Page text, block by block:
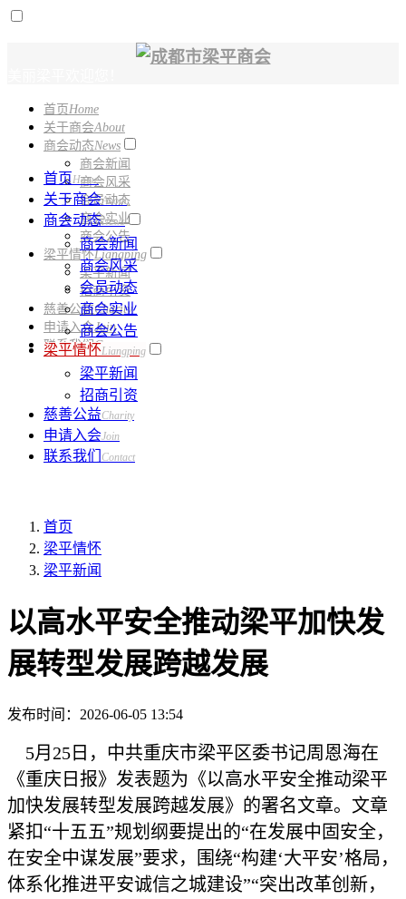
首页Home
关于商会About
商会动态News
商会新闻
商会风采
会员动态
商会实业
商会公告
梁平情怀Liangping
梁平新闻
招商引资
慈善公益Charity
申请入会Join
联系我们Contact
首页Home
关于商会About
商会动态News
商会新闻
商会风采
会员动态
商会实业
商会公告
梁平情怀Liangping
梁平新闻
招商引资
慈善公益Charity
申请入会Join
联系我们 Contact
首页
梁平情怀
梁平新闻
以高水平安全推动梁平加快发
展转型发展跨越发展
发布时间： 2026-06-05 13:54
5月25日，中共重庆市梁平区委书记周恩海在
《重庆日报》发表题为《以高水平安全推动梁平
加快发展转型发展跨越发展》的署名文章。文章
紧扣“十五五”规划纲要提出的“在发展中固安全，
在安全中谋发展”要求，围绕“构建‘大平安’格局，
体系化推进平安诚信之城建设”“突出改革创新，